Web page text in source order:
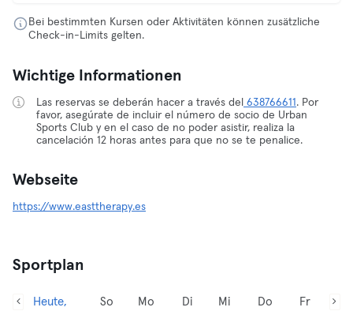
Bei bestimmten Kursen oder Aktivitäten können zusätzliche
Check-in-Limits gelten.
Wichtige Informationen
Las reservas se deberán hacer a través del 638766611 . Por
favor, asegúrate de incluir el número de socio de Urban
Sports Club y en el caso de no poder asistir, realiza la
cancelación 12 horas antes para que no se te penalice.
Webseite
https://www.easttherapy.es
Sportplan
Heute,
So
Mo
Di
Mi
Do
Fr